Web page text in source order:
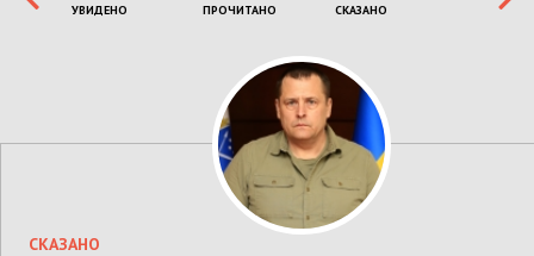
СКАЗАНО
УВИДЕНО
ПРОЧИТАНО СКАЗАНО